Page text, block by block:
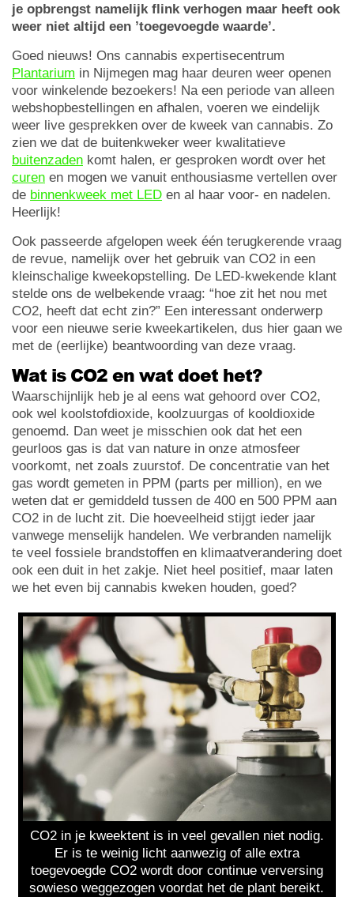
je opbrengst namelijk flink verhogen maar heeft ook
weer niet altijd een ’toegevoegde waarde’.
Goed nieuws! Ons cannabis expertisecentrum
Plantarium in Nijmegen mag haar deuren weer openen
voor winkelende bezoekers! Na een periode van alleen
webshopbestellingen en afhalen, voeren we eindelijk
weer live gesprekken over de kweek van cannabis. Zo
zien we dat de buitenkweker weer kwalitatieve
buitenzaden komt halen, er gesproken wordt over het
curen en mogen we vanuit enthousiasme vertellen over
de binnenkweek met LED en al haar voor- en nadelen.
Heerlijk!
Ook passeerde afgelopen week één terugkerende vraag
de revue, namelijk over het gebruik van CO2 in een
kleinschalige kweekopstelling. De LED-kwekende klant
stelde ons de welbekende vraag: “hoe zit het nou met
CO2, heeft dat echt zin?” Een interessant onderwerp
voor een nieuwe serie kweekartikelen, dus hier gaan we
met de (eerlijke) beantwoording van deze vraag.
Wat is CO2 en wat doet het?
Waarschijnlijk heb je al eens wat gehoord over CO2,
ook wel koolstofdioxide, koolzuurgas of kooldioxide
genoemd. Dan weet je misschien ook dat het een
geurloos gas is dat van nature in onze atmosfeer
voorkomt, net zoals zuurstof. De concentratie van het
gas wordt gemeten in PPM (parts per million), en we
weten dat er gemiddeld tussen de 400 en 500 PPM aan
CO2 in de lucht zit. Die hoeveelheid stijgt ieder jaar
vanwege menselijk handelen. We verbranden namelijk
te veel fossiele brandstoffen en klimaatverandering doet
ook een duit in het zakje. Niet heel positief, maar laten
we het even bij cannabis kweken houden, goed?
CO2 in je kweektent is in veel gevallen niet nodig.
Er is te weinig licht aanwezig of alle extra
toegevoegde CO2 wordt door continue verversing
sowieso weggezogen voordat het de plant bereikt.